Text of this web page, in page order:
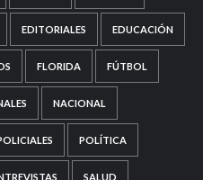
EDITORIALES EDUCACIÓN
FLORIDA FÚTBOL
NACIONAL
POLÍTICA
SALUD